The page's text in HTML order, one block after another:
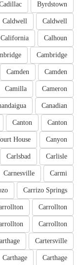
Byrdstown
Caldwell
Caldwell
Calhoun
California
Cambridge
Camden
Camden
Cameron
Camilla
Canadian
Canton
Canton
Canyon
House
Carlisle
Carlsbad
Carmi
Carnesville
Carrizo Springs
Carrollton
Carrollton
Cartersville
Carthage
Carthage